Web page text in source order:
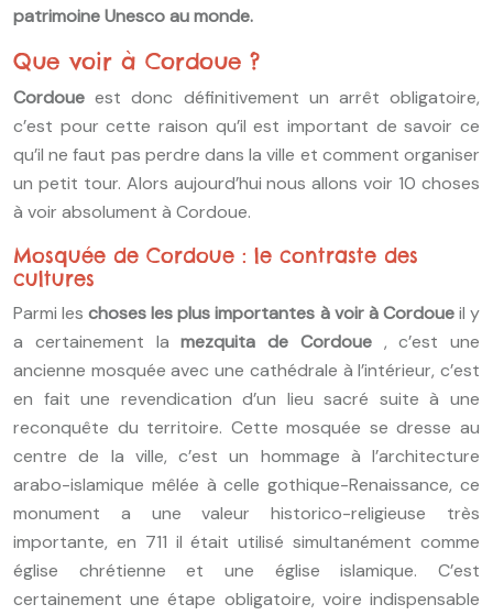
patrimoine Unesco au monde.
Que voir à Cordoue ?
Cordoue est donc définitivement un arrêt obligatoire,
c’est pour cette raison qu’il est important de savoir ce
qu’il ne faut pas perdre dans la ville et comment organiser
un petit tour. Alors aujourd’hui nous allons voir 10 choses
à voir absolument à Cordoue.
Mosquée de Cordoue : le contraste des
cultures
Parmi leschoses les plus importantes à voir à Cordoueil y
a certainement lamezquita de Cordoue, c’est une
ancienne mosquée avec une cathédrale à l’intérieur, c’est
en fait une revendication d’un lieu sacré suite à une
reconquête du territoire. Cette mosquée se dresse au
centre de la ville, c’est un hommage à l’architecture
arabo-islamique mêlée à celle gothique-Renaissance, ce
monument a une valeur historico-religieuse très
importante, en 711 il était utilisé simultanément comme
église chrétienne et une église islamique. C’est
certainement une étape obligatoire, voire indispensable